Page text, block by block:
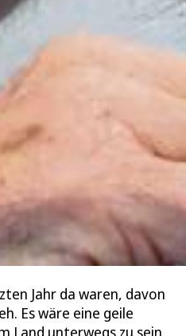
Jahr da waren, davon
Es wäre eine geile
Land unterwegs zu sein.